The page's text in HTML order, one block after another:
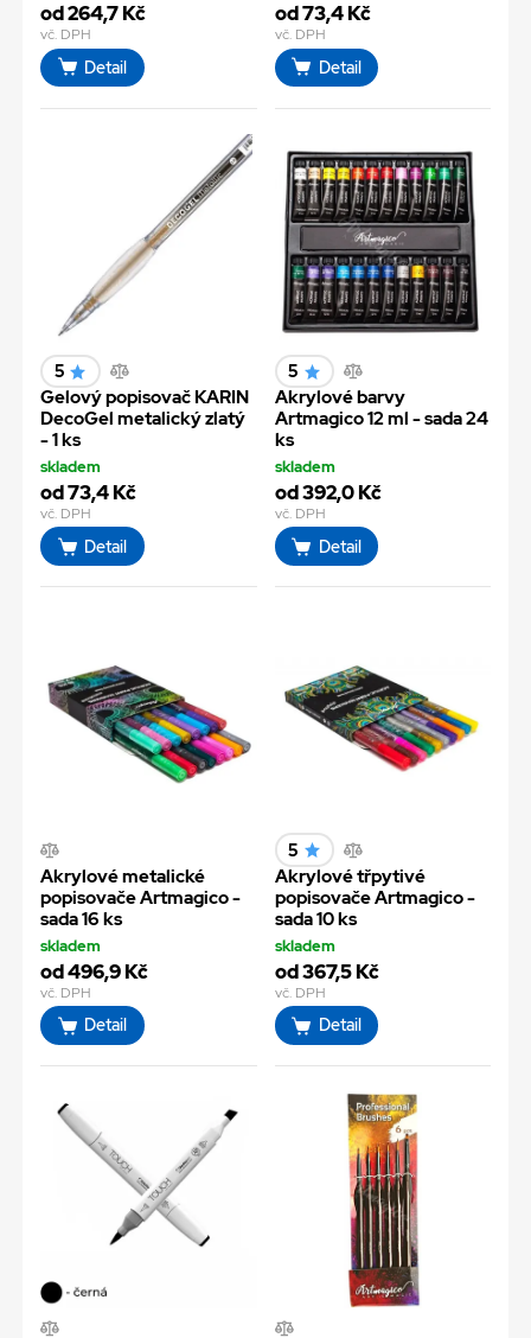
od 264,7 Kč
vč. DPH
Detail
od 73,4 Kč
vč. DPH
Detail
5
Gelový popisovač KARIN
DecoGel metalický zlatý
- 1 ks
skladem
od 73,4 Kč
vč. DPH
Detail
5
Akrylové barvy
Artmagico 12 ml - sada 24
ks
skladem
od 392,0 Kč
vč. DPH
Detail
Akrylové metalické
popisovače Artmagico -
sada 16 ks
skladem
od 496,9 Kč
vč. DPH
Detail
5
Akrylové třpytivé
popisovače Artmagico -
sada 10 ks
skladem
od 367,5 Kč
vč. DPH
Detail